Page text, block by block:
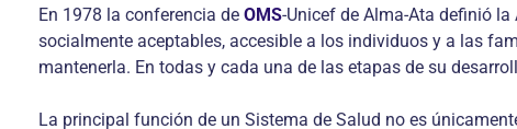
En 1978 la conferencia de OMS-Unicef de Alma-Ata definió
socialmente aceptables, accesible a los individuos y a las
mantenerla. En todas y cada una de las etapas de su
La principal función de un Sistema de Salud no es